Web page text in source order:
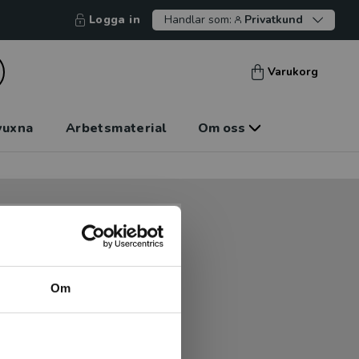
Om
Logga in Handlar som: Privatkund
Varukorg
Arbetsmaterial Om oss
betala mot faktura
hos oss.